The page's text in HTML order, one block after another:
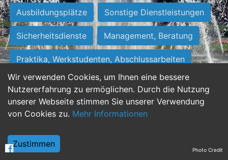
Wir verwenden Cookies, um Ihnen eine bessere
Nutzererfahrung zu ermöglichen. Durch die Nutzung
unserer Webseite stimmen Sie unserer Verwendung
von Cookies zu. Mehr Informationen
Zustimmen
Ausbildungsplätze Sonstige Dienstleistungen
Sicherheitsdienste Management, Beratung
Praktika, Werkstudenten, Abschlussarbeiten
Personalwesen Assistenz, Sekretariat
Hilfskräfte, Aushilfs- und Nebenjobs
Weiterbildung, Studium, duale Ausbildung Photo Credit